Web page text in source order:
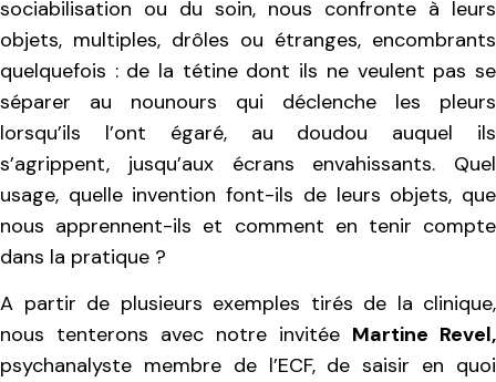
sociabilisation ou du soin, nous confronte à leurs
objets, multiples, drôles ou étranges, encombrants
quelquefois : de la tétine dont ils ne veulent pas se
séparer au nounours qui déclenche les pleurs
lorsqu’ils l’ont égaré, au doudou auquel ils
s’agrippent, jusqu’aux écrans envahissants. Quel
usage, quelle invention font-ils de leurs objets, que
nous apprennent-ils et comment en tenir compte
dans la pratique ?
A partir de plusieurs exemples tirés de la clinique,
nous tenterons avec notre invitée Martine Revel,
psychanalyste membre de l’ECF, de saisir en quoi